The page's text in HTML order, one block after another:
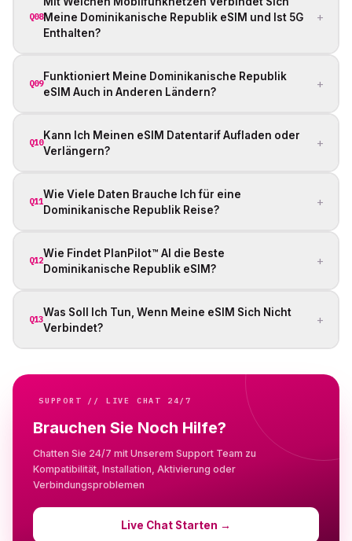
Q08Meine Dominikanische Republik eSIM und Ist 5G
Enthalten?
+
Q09
Funktioniert Meine Dominikanische Republik
eSIM Auch in Anderen Ländern?
+
Q10
Kann Ich Meinen eSIM Datentarif Aufladen oder
Verlängern?
+
Q11
Wie Viele Daten Brauche Ich für eine
Dominikanische Republik Reise?
+
Q12
Wie Findet PlanPilot™ AI die Beste
Dominikanische Republik eSIM?
+
Q13
Was Soll Ich Tun, Wenn Meine eSIM Sich Nicht
Verbindet?
+
SUPPORT // LIVE CHAT 24/7
Brauchen Sie Noch Hilfe?
Chatten Sie 24/7 mit Unserem Support Team zu
Kompatibilität, Installation, Aktivierung oder
Verbindungsproblemen
Live Chat Starten →